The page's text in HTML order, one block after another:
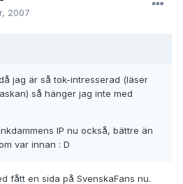
2007
jag är så tok-intresserad (läser
så hänger jag inte med
IP nu också, bättre än
var innan : D
fått en sida på SvenskaFans nu.